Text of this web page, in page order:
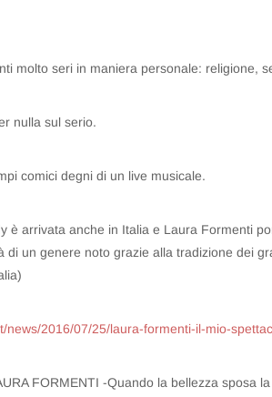
molto seri in maniera personale: religione,
nulla sul serio.
comici degni di un live musicale.
è arrivata anche in Italia e Laura Formenti
di un genere noto grazie alla tradizione dei
news/2016/07/25/laura-formenti-il-mio-
FORMENTI -Quando la bellezza sposa